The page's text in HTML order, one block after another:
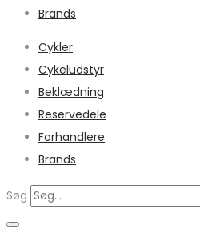
Brands
Cykler
Cykeludstyr
Beklædning
Reservedele
Forhandlere
Brands
Søg